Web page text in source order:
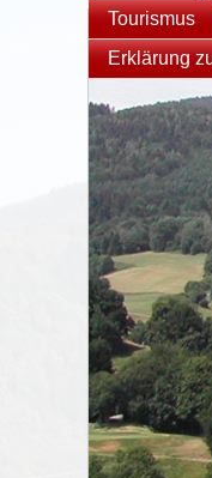
Tourismus
Erklärung